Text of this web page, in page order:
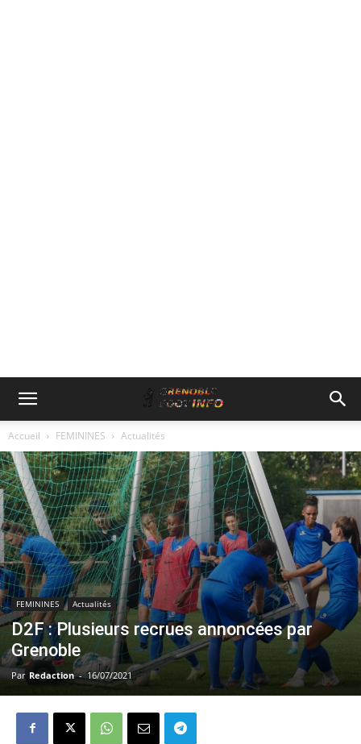
Accueil FEMININES Actualités
FEMININES Actualités
D2F : Plusieurs recrues annoncées par
Grenoble
Par Redaction - 16/07/2021